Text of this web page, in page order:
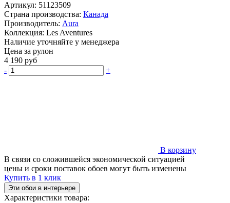
Артикул: 51123509
Страна производства: Канада
Производитель: Aura
Коллекция: Les Aventures
Наличие уточняйте у менеджера
Цена за рулон
4 190 руб
-
+
В корзину
В связи со сложившейся экономической ситуацией
цены и сроки поставок обоев могут быть изменены
Купить в 1 клик
Эти обои в интерьере
Характеристики товара: